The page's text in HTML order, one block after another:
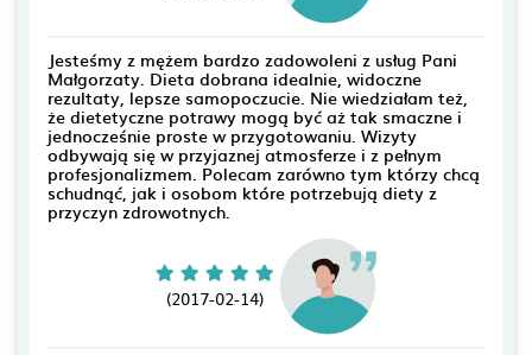
Jesteśmy z mężem bardzo zadowoleni z usług Pani
Małgorzaty. Dieta dobrana idealnie, widoczne
rezultaty, lepsze samopoczucie. Nie wiedziałam też,
że dietetyczne potrawy mogą być aż tak smaczne i
jednocześnie proste w przygotowaniu. Wizyty
odbywają się w przyjaznej atmosferze i z pełnym
profesjonalizmem. Polecam zarówno tym którzy chcą
schudnąć, jak i osobom które potrzebują diety z
przyczyn zdrowotnych.
(2017-02-14)